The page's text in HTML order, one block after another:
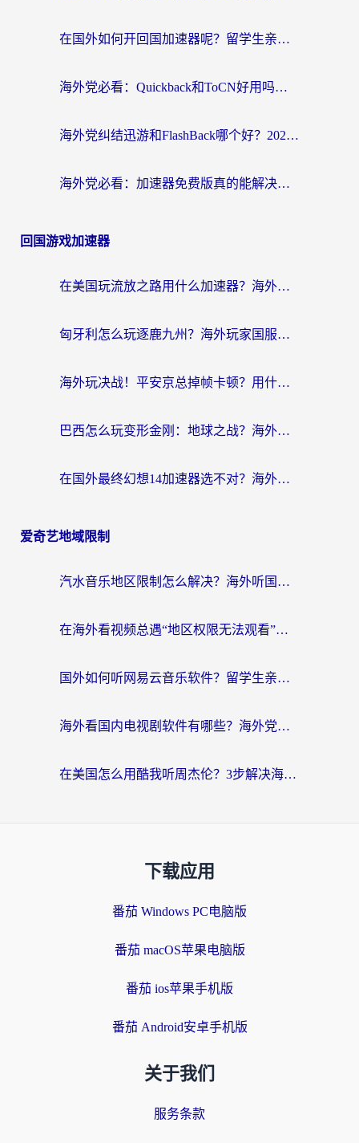
在国外如何开回国加速器呢？留学生亲测的无缝访问国内资源指南
海外党必看：Quickback和ToCN好用吗？3分钟选对回国加速器的实用指南
海外党纠结迅游和FlashBack哪个好？2026实用指南教你选对回国加速器
海外党必看：加速器免费版真的能解决回国访问难题吗？附实用选择指南
回国游戏加速器
在美国玩流放之路用什么加速器？海外党国服游戏不卡顿的终极攻略
匈牙利怎么玩逐鹿九州？海外玩家国服游戏加速器终极指南（附永劫无间荣耀新三国解决方案）
海外玩决战！平安京总掉帧卡顿？用什么加速器比较好？实测指南来了
巴西怎么玩变形金刚：地球之战？海外玩家国服游戏加速终极指南（附新诛仙延迟密室逃脱18解决办法）
在国外最终幻想14加速器选不对？海外玩家的国服游戏加速避坑指南
爱奇艺地域限制
汽水音乐地区限制怎么解决？海外听国内音乐的实用指南来了
在海外看视频总遇“地区权限无法观看”？这篇攻略帮你轻松解锁国内影视动漫
国外如何听网易云音乐软件？留学生亲测有效的回国加速方案
海外看国内电视剧软件有哪些？海外党专属追剧指南来了
在美国怎么用酷我听周杰伦？3步解决海外听歌地域限制，附QQ音乐网易云通用技巧
下载应用
番茄 Windows PC电脑版
番茄 macOS苹果电脑版
番茄 ios苹果手机版
番茄 Android安卓手机版
关于我们
服务条款